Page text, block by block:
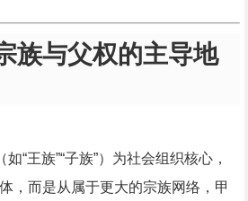
族与父权的主导地
如“王族”“子族”）为社会组织核心，
，而是从属于更大的宗族网络，甲